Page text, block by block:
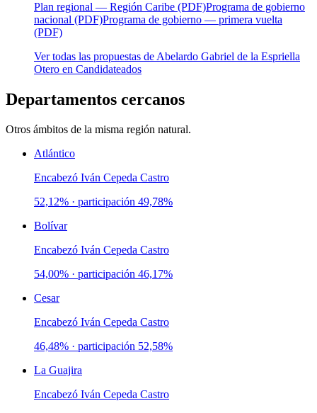
Plan regional — Región Caribe (PDF)Programa de gobierno
nacional (PDF)Programa de gobierno — primera vuelta
(PDF)
Ver todas las propuestas de Abelardo Gabriel de la Espriella
Otero en Candidateados
Departamentos cercanos
Otros ámbitos de la misma región natural.
Atlántico
Encabezó Iván Cepeda Castro
52,12% · participación 49,78%
Bolívar
Encabezó Iván Cepeda Castro
54,00% · participación 46,17%
Cesar
Encabezó Iván Cepeda Castro
46,48% · participación 52,58%
La Guajira
Encabezó Iván Cepeda Castro